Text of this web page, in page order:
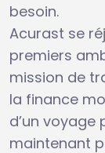
besoin.
Acurast se
premiers
mission de
la finance
d’un voyage
maintenant